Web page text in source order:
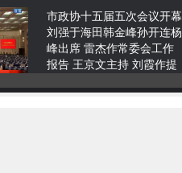
2026-01-19
市政协十五届五次会议开幕
刘强于海田韩金峰孙开连杨
峰出席 雷杰作常委会工作
报告 王京文主持 刘霞作提